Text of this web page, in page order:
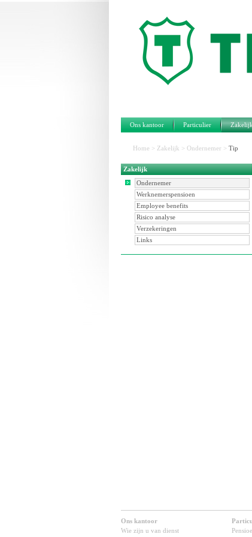
Ons kantoor Particulier
Home > Zakelijk > Ondernemer > Tip
Zakelijk
Ondernemer
Werknemerspensioen
Employee benefits
Risico analyse
Verzekeringen
Links
Ons kantoor
Wie zijn u van dienst